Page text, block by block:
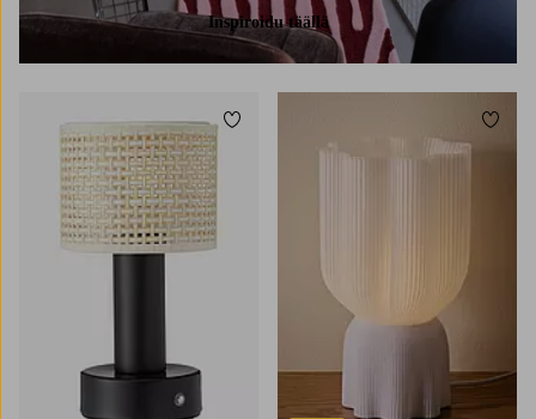
Inspiroidu täällä
Lisää suosikkeihin Lisää